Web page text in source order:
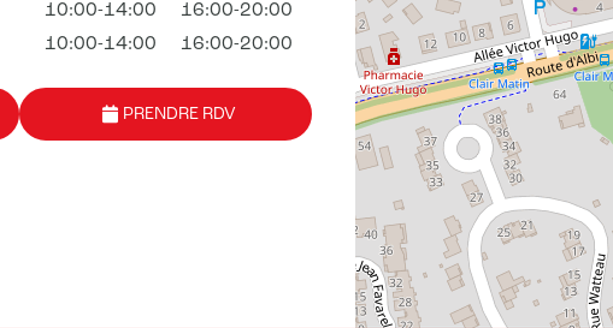
10:00-14:00
16:00-20:00
10:00-14:00
16:00-20:00
PRENDRE RDV